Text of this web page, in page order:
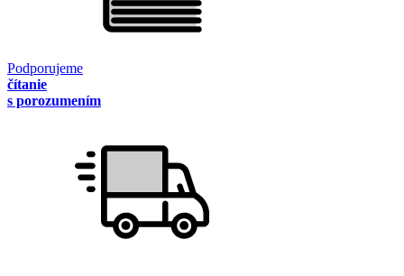
Podporujeme
čítanie
s porozumením